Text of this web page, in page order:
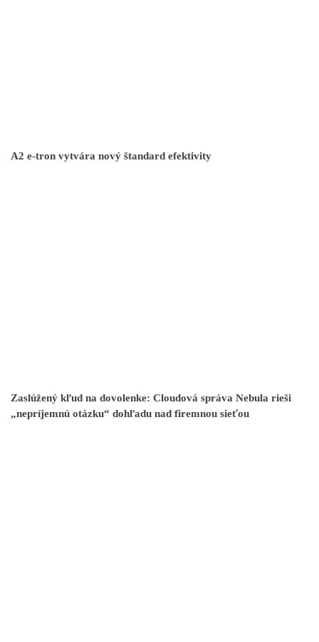
A2 e-tron vytvára nový štandard efektivity
Zaslúžený kľud na dovolenke: Cloudová správa Nebula rieši
„nepríjemnú otázku“ dohľadu nad firemnou sieťou